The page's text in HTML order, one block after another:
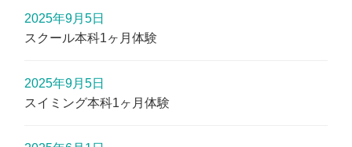
2025年9月5日
スクール本科1ヶ月体験
2025年9月5日
スイミング本科1ヶ月体験